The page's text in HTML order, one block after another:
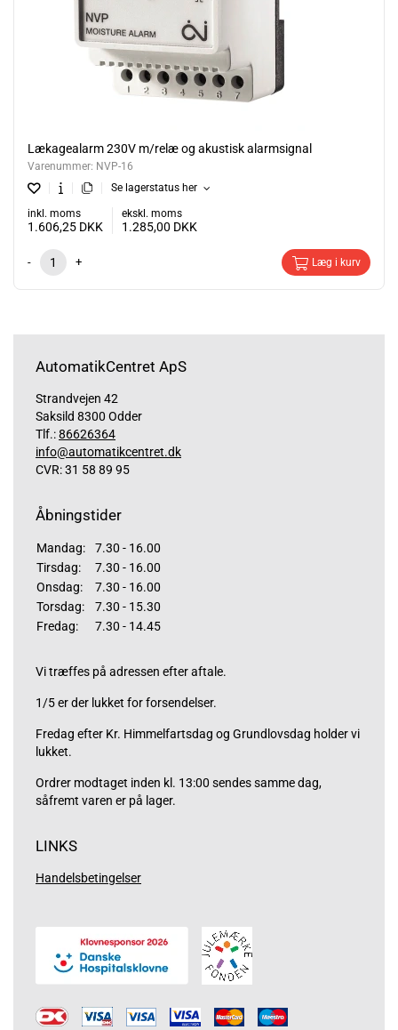
Lækagealarm 230V m/relæ og akustisk alarmsignal
Varenummer: NVP-16
Se lagerstatus her
inkl. moms
1.606,25 DKK
ekskl. moms
1.285,00 DKK
- + Læg i kurv
AutomatikCentret ApS
Strandvejen 42
Saksild 8300 Odder
Tlf.:86626364
info@automatikcentret.dk
CVR: 31 58 89 95
Åbningstider
Mandag:
7.30 - 16.00
Tirsdag:
7.30 - 16.00
Onsdag:
7.30 - 16.00
Torsdag:
7.30 - 15.30
Fredag:
7.30 - 14.45
Vi træffes på adressen efter aftale.
1/5 er der lukket for forsendelser.
Fredag efter Kr. Himmelfartsdag og Grundlovsdag holder vi
lukket.
Ordrer modtaget inden kl. 13:00 sendes samme dag,
såfremt varen er på lager.
LINKS
Handelsbetingelser